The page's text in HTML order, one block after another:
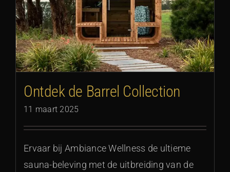
Ontdek de Barrel Collection
11 maart 2025
Ervaar bij Ambiance Wellness de ultieme
sauna-beleving met de uitbreiding van de